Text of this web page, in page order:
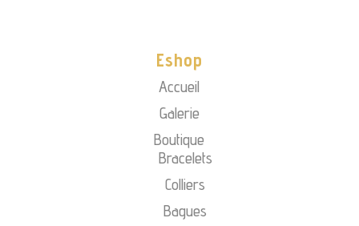
Eshop
Accueil
Galerie
Boutique
Bracelets
Colliers
Bagues